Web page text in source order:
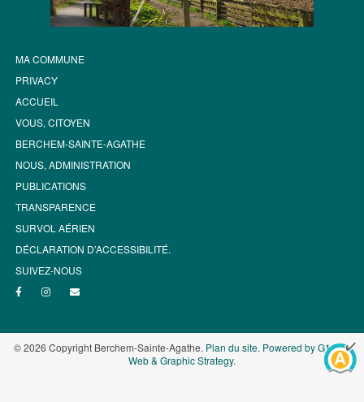
MA COMMUNE
PRIVACY
ACCUEIL
VOUS, CITOYEN
BERCHEM-SAINTE-AGATHE
NOUS, ADMINISTRATION
PUBLICATIONS
TRANSPARENCE
SURVOL AÉRIEN
DÉCLARATION D’ACCESSIBILITÉ.
SUIVEZ-NOUS
© 2026 Copyright Berchem-Sainte-Agathe. Plan du site. Powered by G1.be -
Web & Graphic Strategy.